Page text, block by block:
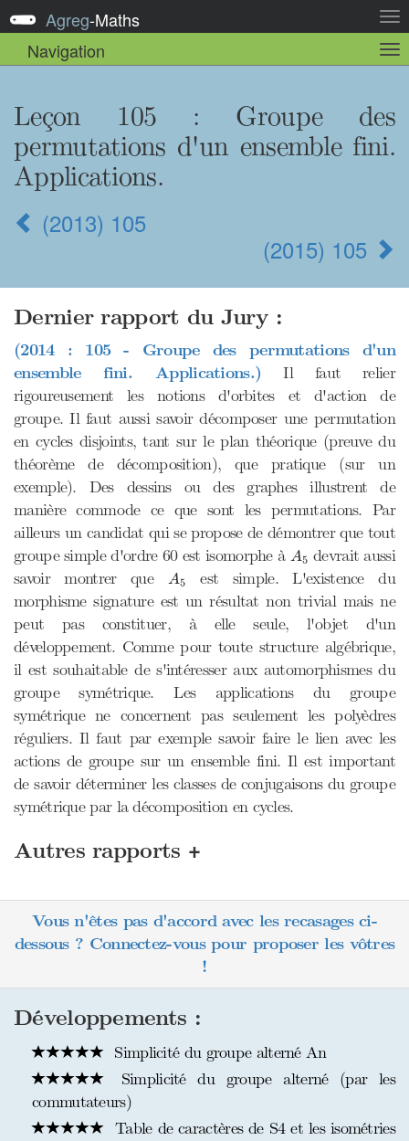
la
Agreg-Maths
Navigation
la
Leçon 105 : Groupe des
permutations d'un ensemble fini.
Applications.
(2013) 105
(2015) 105
Dernier rapport du Jury :
(2014 : 105 - Groupe des permutations d'un
ensemble fini. Applications.) Il faut relier
rigoureusement les notions d'orbites et d'action de
groupe. Il faut aussi savoir décomposer une permutation
en cycles disjoints, tant sur le plan théorique (preuve du
théorème de décomposition), que pratique (sur un
exemple). Des dessins ou des graphes illustrent de
manière commode ce que sont les permutations. Par
ailleurs un candidat qui se propose de démontrer que tout
groupe simple d'ordre 60 est isomorphe à A5
A
devrait aussi
savoir montrer que
A5
A
est simple. L'existence du
morphisme signature est un résultat non trivial mais ne
peut pas constituer, à elle seule, l'objet d'un
développement. Comme pour toute structure algébrique,
il est souhaitable de s'intéresser aux automorphismes du
groupe symétrique. Les applications du groupe
symétrique ne concernent pas seulement les polyèdres
réguliers. Il faut par exemple savoir faire le lien avec les
actions de groupe sur un ensemble fini. Il est important
de savoir déterminer les classes de conjugaisons du groupe
symétrique par la décomposition en cycles.
Autres rapports +
Vous n'êtes pas d'accord avec les recasages ci-
dessous ? Connectez-vous pour proposer les vôtres
!
Développements :
Simplicité du groupe alterné An
Simplicité du groupe alterné (par les
commutateurs)
Table de caractères de S4 et les isométries